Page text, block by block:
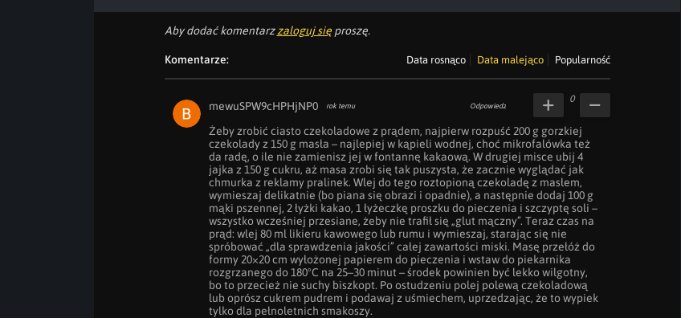
Aby dodać komentarzzaloguj sięproszę.
Komentarze: Data rosnąco Data malejąco Popularność
mewuSPW9cHPHjNP0 rok temu Odpowiedz
Żeby zrobić ciasto czekoladowe z prądem, najpierw rozpuść 200 g gorzkiej
czekolady z 150 g masła – najlepiej w kąpieli wodnej, choć mikrofalówka też
da radę, o ile nie zamienisz jej w fontannę kakaową. W drugiej misce ubij 4
jajka z 150 g cukru, aż masa zrobi się tak puszysta, że zacznie wyglądać jak
chmurka z reklamy pralinek. Wlej do tego roztopioną czekoladę z masłem,
wymieszaj delikatnie (bo piana się obrazi i opadnie), a następnie dodaj 100 g
mąki pszennej, 2 łyżki kakao, 1 łyżeczkę proszku do pieczenia i szczyptę soli –
wszystko wcześniej przesiane, żeby nie trafił się „glut mączny”. Teraz czas na
prąd: wlej 80 ml likieru kawowego lub rumu i wymieszaj, starając się nie
spróbować „dla sprawdzenia jakości” całej zawartości miski. Masę przełóż do
formy 20×20 cm wyłożonej papierem do pieczenia i wstaw do piekarnika
rozgrzanego do 180°C na 25–30 minut – środek powinien być lekko wilgotny,
bo to przecież nie suchy biszkopt. Po ostudzeniu polej polewą czekoladową
lub oprósz cukrem pudrem i podawaj z uśmiechem, uprzedzając, że to wypiek
tylko dla pełnoletnich smakoszy.
0